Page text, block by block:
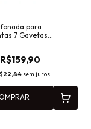
para
7 Gavetas
R$159,90
sem juros